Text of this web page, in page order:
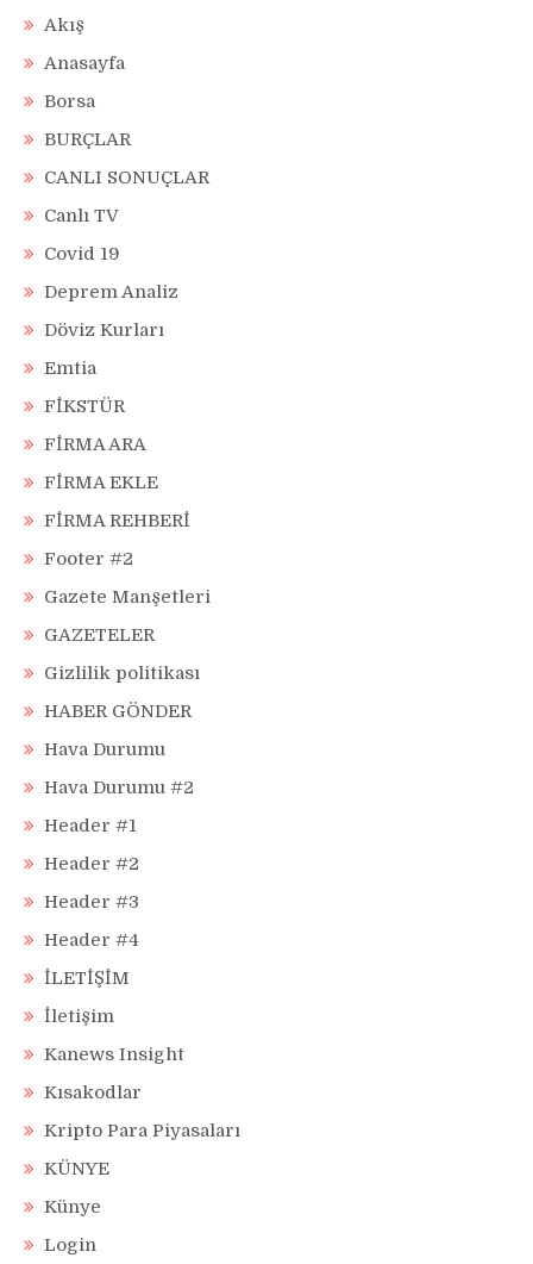
Akış
Anasayfa
Borsa
BURÇLAR
CANLI SONUÇLAR
Canlı TV
Covid 19
Deprem Analiz
Döviz Kurları
Emtia
FİKSTÜR
FİRMA ARA
FİRMA EKLE
FİRMA REHBERİ
Footer #2
Gazete Manşetleri
GAZETELER
Gizlilik politikası
HABER GÖNDER
Hava Durumu
Hava Durumu #2
Header #1
Header #2
Header #3
Header #4
İLETİŞİM
İletişim
Kanews Insight
Kısakodlar
Kripto Para Piyasaları
KÜNYE
Künye
Login